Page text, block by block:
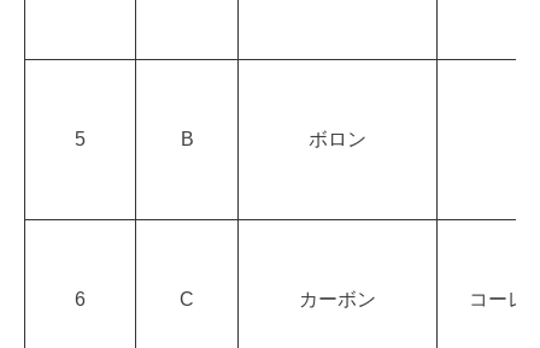
5 B ボロン
6 C カーボン コーレ